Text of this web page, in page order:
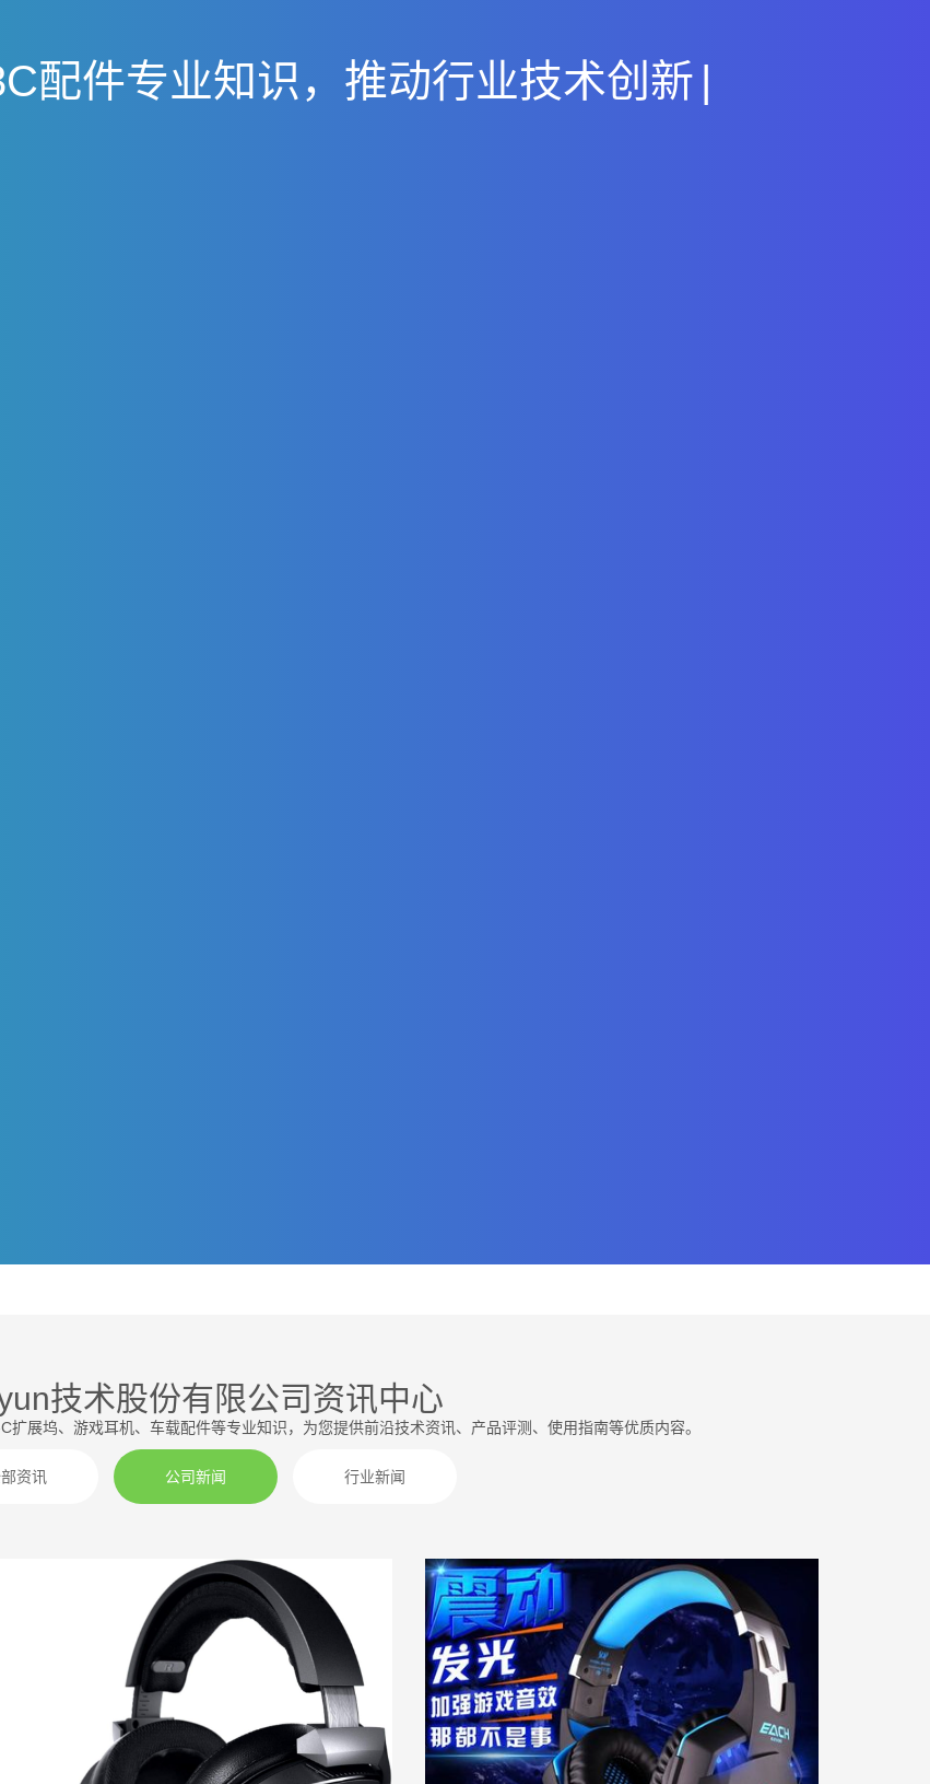
C配件专业知识 ， 推动行业技术创 新
技术股份有限公司资讯中心
展坞、游戏耳机、车载配件等专业知识，为您提供前沿技术资讯、产品评测、使用指南等优质内容。
资讯 公司新闻 行业新闻